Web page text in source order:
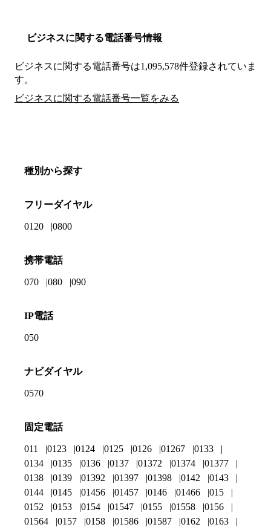
ビジネスに関する電話番号情報
ビジネスに関する電話番号は1,095,578件登録されていま
す。
ビジネスに関する電話番号一覧をみる
種別から探す
フリーダイヤル
0120 0800
携帯電話
070 080 090
IP電話
050
ナビダイヤル
0570
固定電話
011 0123 0124 0125 0126 01267
0133
0134
0135 0136 0137 01372 01374
01377
0138
0139 01392 01397 01398 0142
0143
0144
0145 01456 01457 0146 01466
015
0152
0153 0154 01547 0155 01558
0156
01564
0157 0158 01586 01587 0162 0163